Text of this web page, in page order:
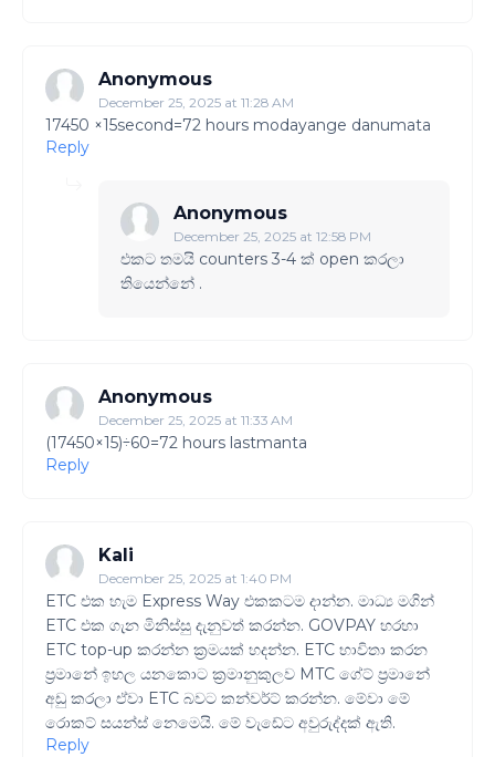
Anonymous
December 25, 2025 at 11:28 AM
17450 ×15second=72 hours modayange danumata
Reply
Anonymous
December 25, 2025 at 12:58 PM
එකට තමයි counters 3-4 ක් open කරලා
තියෙන්නේ .
Anonymous
December 25, 2025 at 11:33 AM
(17450×15)÷60=72 hours lastmanta
Reply
Kali
December 25, 2025 at 1:40 PM
ETC එක හැම Express Way එකකටම දාන්න. මාධ්‍ය මගින්
ETC එක ගැන මිනිස්සු දැනුවත් කරන්න. GOVPAY හරහා
ETC top-up කරන්න ක්‍රමයක් හදන්න. ETC භාවිතා කරන
ප්‍රමානේ ඉහල යනකොට ක්‍රමානුකුලව MTC ගේට් ප්‍රමානේ
අඩු කරලා ඒවා ETC බවට කන්වර්ට් කරන්න. මේවා මේ
රොකට් සයන්ස් නෙමෙයි. මේ වැඩේට අවුරුද්දක් ඇති.
Reply